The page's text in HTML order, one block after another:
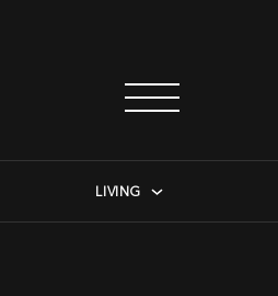
LIVING